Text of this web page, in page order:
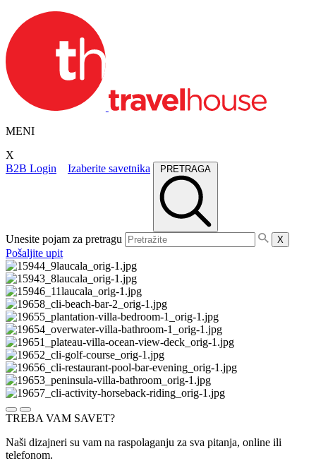
MENI
X
B2B Login
Izaberite savetnika PRETRAGA
Unesite pojam za pretragu X
Pošaljite upit
TREBA VAM SAVET?
Naši dizajneri su vam na raspolaganju za sva pitanja, online ili
telefonom.